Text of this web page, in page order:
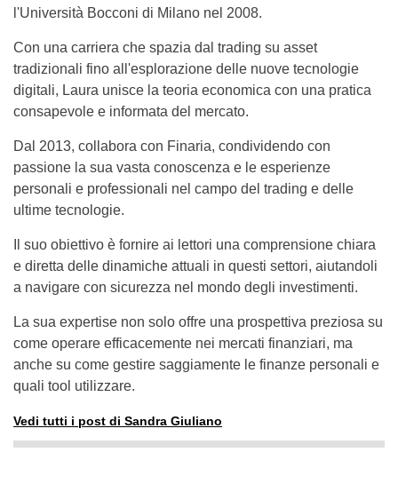
l'Università Bocconi di Milano nel 2008.
Con una carriera che spazia dal trading su asset
tradizionali fino all'esplorazione delle nuove tecnologie
digitali, Laura unisce la teoria economica con una pratica
consapevole e informata del mercato.
Dal 2013, collabora con Finaria, condividendo con
passione la sua vasta conoscenza e le esperienze
personali e professionali nel campo del trading e delle
ultime tecnologie.
Il suo obiettivo è fornire ai lettori una comprensione chiara
e diretta delle dinamiche attuali in questi settori, aiutandoli
a navigare con sicurezza nel mondo degli investimenti.
La sua expertise non solo offre una prospettiva preziosa su
come operare efficacemente nei mercati finanziari, ma
anche su come gestire saggiamente le finanze personali e
quali tool utilizzare.
Vedi tutti i post di Sandra Giuliano